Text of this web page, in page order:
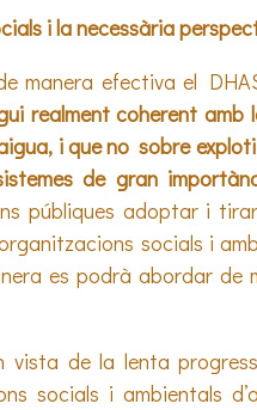
i la necessària
manera efectiva el
realment coherent
i que no sobre
de gran
públiques adoptar i
socials i
es podrà abordar
vista de la lenta
socials i ambientals